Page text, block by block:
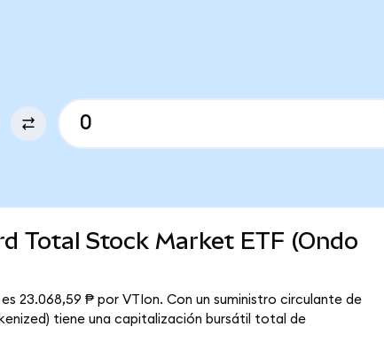
Total Stock Market ETF (Ondo
23.068,59 ₱ por VTIon. Con un suministro circulante de
tiene una capitalización bursátil total de